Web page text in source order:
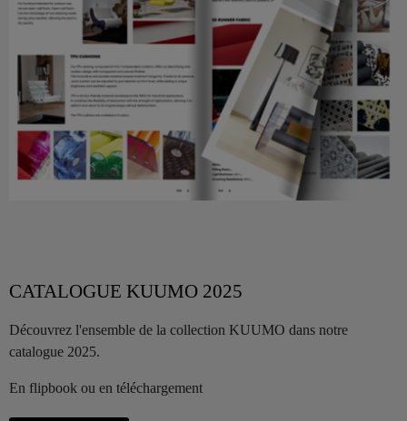
CATALOGUE KUUMO 2025
Découvrez l'ensemble de la collection KUUMO dans notre
catalogue 2025.
En flipbook ou en téléchargement